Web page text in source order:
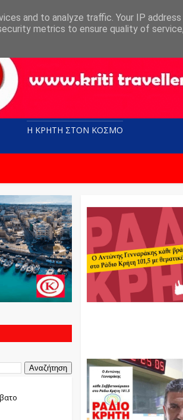
Η ΚΡΗΤΗ ΣΤΟN KOΣΜΟ
and to analyze traffic. Your IP
metrics to ensure quality of